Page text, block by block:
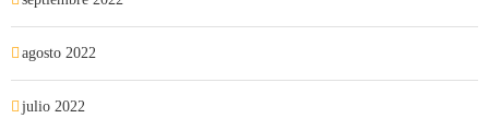
agosto 2022
julio 2022